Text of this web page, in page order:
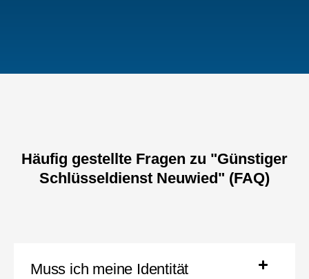
Häufig gestellte Fragen zu "Günstiger
Schlüsseldienst Neuwied" (FAQ)
Muss ich meine Identität